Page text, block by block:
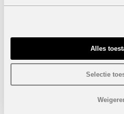
Alles
Selectie
Vloerverwarming
Ventilatiesysteem met
Alarm
Elektrische rolluiken in de
Verlichting
Ingebouwde kasten
Oplaadpunt voor elektrische